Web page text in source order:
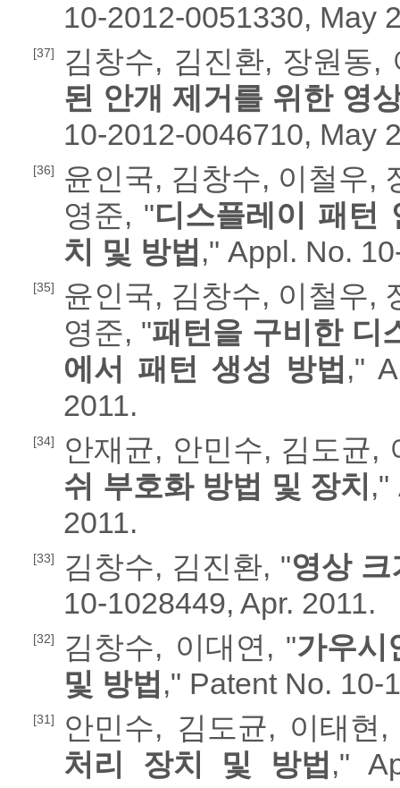
10-2012-0051330, May
[37]
김창수, 김진환, 장원동,
된 안개 제거를 위한 영
10-2012-0046710, May
[36]
윤인국, 김창수, 이철우,
영준, "디스플레이 패턴
치 및 방법," Appl. No.
[35]
윤인국, 김창수, 이철우,
영준, "패턴을 구비한 디
에서 패턴 생성 방법,"
2011.
[34]
안재균, 안민수, 김도균,
쉬 부호화 방법 및 장치 ,"
2011.
[33] 김창수, 김진환, "영상
10-1028449, Apr. 2011.
[32] 김창수, 이대연, "가우
및 방법," Patent No. 10-
[31]
안민수, 김도균, 이태현
처리 장치 및 방법,"